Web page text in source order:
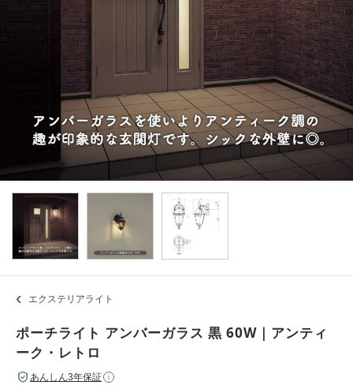
エクステリアライト
ポーチライト アンバーガラス 黒 60W｜アンティ
ーク・レトロ
あんしん3年保証 i